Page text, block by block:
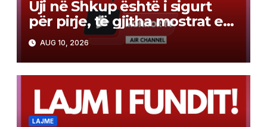
Uji në Shkup është i sigurt
për pirje, të gjitha mostrat e
analizuara janë në rregull
AUG 10, 2026
LAJME